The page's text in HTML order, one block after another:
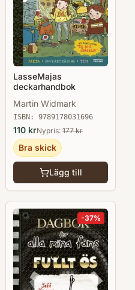
LasseMajas
deckarhandbok
Martin Widmark
ISBN: 9789178031696
110 krNypris: 177kr
Bra skick
Lägg till
-37%